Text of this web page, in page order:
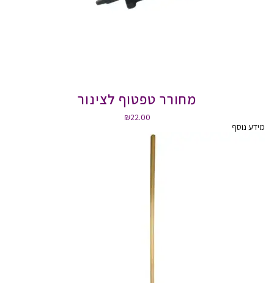
מחורר טפטוף לצינור
₪22.00
מידע נוסף